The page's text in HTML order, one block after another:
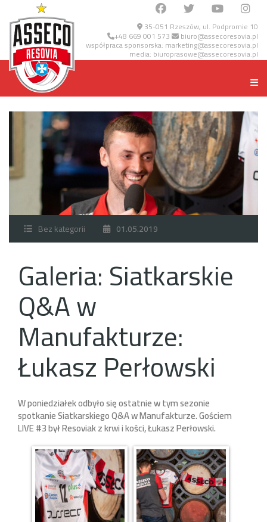
35-051 Rzeszów, ul. Podpromie 10
+48 669 001 573 biuro@assecoresovia.pl
współpraca sponsorska: marketing@assecoresovia.pl
media: biuroprasowe@assecoresovia.pl
Bez kategorii 01.05.2019
Galeria: Siatkarskie
Q&A w
Manufakturze:
Łukasz Perłowski
W poniedziałek odbyło się ostatnie w tym sezonie
spotkanie Siatkarskiego Q&A w Manufakturze. Gościem
LIVE #3 był Resoviak z krwi i kości, Łukasz Perłowski.